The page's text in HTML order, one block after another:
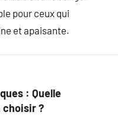
pour ceux qui
et apaisante.
: Quelle
?